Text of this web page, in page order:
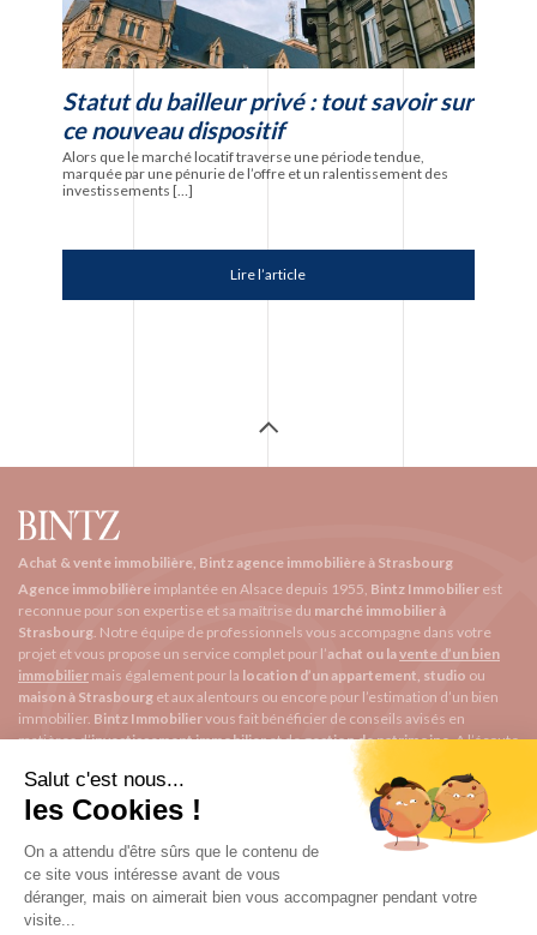
Statut du bailleur privé : tout savoir sur
ce nouveau dispositif
Alors que le marché locatif traverse une période tendue,
marquée par une pénurie de l’offre et un ralentissement des
investissements […]
Lire l’article
Achat & vente immobilière, Bintz agence immobilière à Strasbourg
Agence immobilière implantée en Alsace depuis 1955, Bintz Immobilier est
reconnue pour son expertise et sa maîtrise du marché immobilier à
Strasbourg . Notre équipe de professionnels vous accompagne dans votre
projet et vous propose un service complet pour l’achat ou lavente d’un bien
immobilier mais également pour la location d’un appartement, studio ou
maison à Strasbourg et aux alentours ou encore pour l’estimation d’un bien
immobilier. Bintz Immobiliervous fait bénéficier de conseils avisés en
matières d’investissement immobilieret degestion de patrimoine. A l’écoute
agence immobilière à Strasbourg
un appartement, vendreou
un bien répondant à vos exigences.
BINTZ immobilier
1 rue Saint Arbogast
Garin BINTZ
Qui sommes-nous ?
Nos honoraires
Quartiers de Strasbourg